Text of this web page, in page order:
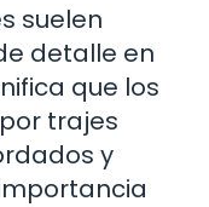
suelen
detalle en
que los
trajes
y